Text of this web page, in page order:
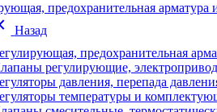
предохранительная арматура
Назад
предохранительная
регулирующие,
давления, перепада
температуры и